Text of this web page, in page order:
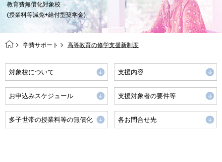
教育費無償化対象校
(授業料等減免+給付型奨学金)
学費サポート 高等教育の修学支援新制度
対象校について 支援内容
お申込みスケジュール 支援対象者の要件等
多子世帯の授業料等の無償化 各お問合せ先